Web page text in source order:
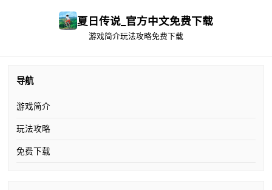
夏日传说_官方中文免费下载
游戏简介玩法攻略免费下载
导航
游戏简介
玩法攻略
免费下载